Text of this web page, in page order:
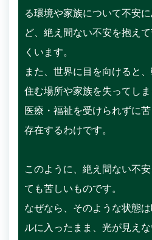
る環境や家族について不安
ど、絶え間ない不安を抱え
くいます。
また、世界に目を向けると
住む場所や家族を失ってし
医療・福祉を受けられずに
存在するわけです。
このように、絶え間ない不
ても苦しいものです。
なぜなら、そのような状態
ルに入ったまま、光が見え